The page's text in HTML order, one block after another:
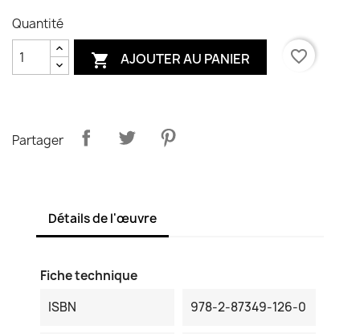
Quantité
 AJOUTER AU PANIER favorite_border
Partager
Détails de l'œuvre
Fiche technique
ISBN
978-2-87349-126-0